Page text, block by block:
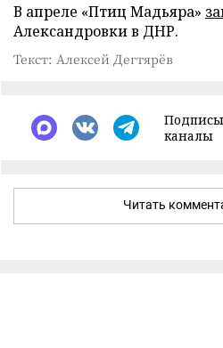
В апреле «Птиц Мадьяра»
Александровки в ДНР.
Текст: Алексей Дегтярёв
каналы
Читать